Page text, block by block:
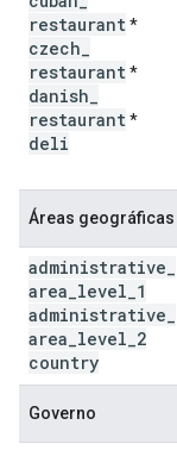
restaurant*
czech
restaurant*
danish
restaurant*
deli
Áreas geográficas
administrative
area level 1
administrative
area level 2
country
Governo